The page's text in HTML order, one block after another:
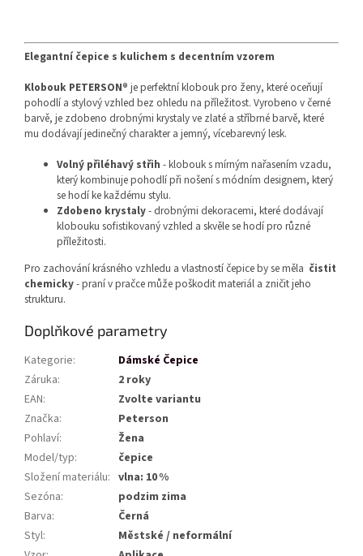
Elegantní čepice s kulichem s decentním vzorem
Klobouk PETERSON® je perfektní klobouk pro ženy, které oceňují
pohodlí a stylový vzhled bez ohledu na příležitost. Vyrobeno v černé
barvě, je zdobeno drobnými krystaly ve zlaté a stříbrné barvě, které
mu dodávají jedinečný charakter a jemný, vícebarevný lesk.
Volný přiléhavý střih - klobouk s mírným nařasením vzadu,
který kombinuje pohodlí při nošení s módním designem, který
se hodí ke každému stylu.
Zdobeno krystaly- drobnými dekoracemi, které dodávají
klobouku sofistikovaný vzhled a skvěle se hodí pro různé
příležitosti.
Pro zachování krásného vzhledu a vlastností čepice by se měla čistit
chemicky- praní v pračce může poškodit materiál a zničit jeho
strukturu.
Doplňkové parametry
Kategorie:
Dámské Čepice
Záruka:
2 roky
EAN:
Zvolte variantu
Značka:
Peterson
Pohlaví:
Žena
Model/typ:
čepice
Složení materiálu: vlna: 10 %
Sezóna:
podzim zima
Barva:
Černá
Styl:
Městské / neformální